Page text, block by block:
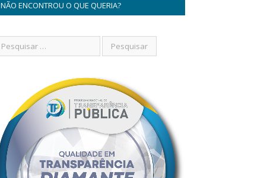
NÃO ENCONTROU O QUE QUERIA?